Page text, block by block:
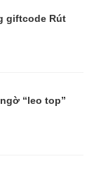
giftcode Rút
“leo top”